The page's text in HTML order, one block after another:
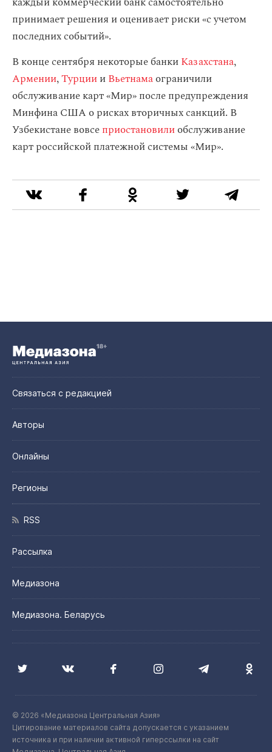
принимает решения и оценивает риски «с учетом
последних событий».
В конце сентября некоторые банкиКазахстана,
Армении,ТурциииВьетнамаограничили
обслуживание карт «Мир» после предупреждения
Минфина США о рисках вторичных санкций. В
Узбекистане вовсеприостановилиобслуживание
карт российской платежной системы «Мир».
Связаться с редакцией
Авторы
Онлайны
Регионы
RSS
Рассылка
Медиазона
Медиазона. Беларусь
© 2026 «Медиазона Центральная Азия»
Цитирование материалов сайта допускается с указанием
источника и при наличии активной гиперссылки на сайт